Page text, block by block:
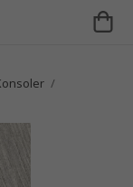
/